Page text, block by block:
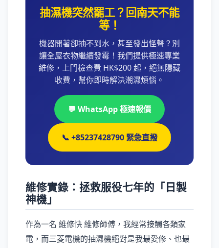
抽濕機突然罷工？回南天不能
等！
機器開著卻抽不到水，甚至發出怪聲？別
讓全屋衣物繼續發霉！我們提供極速專業
維修，上門檢查費 HK$200 起，絕無隱藏
收費，幫你即時解決潮濕煩惱。
💬 WhatsApp 極速報價
📞 +85237428790 緊急直撥
維修實錄：拯救服役七年的「日製
神機」
作為一名 維修快 維修師傅，我經常接觸各類家
電，而三菱電機的抽濕機絕對是我最愛修、也最